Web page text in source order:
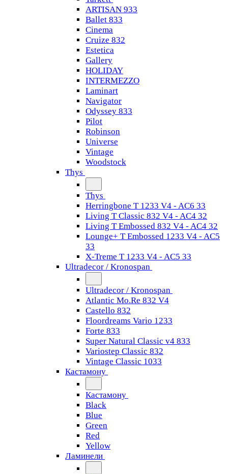
ARTISAN 933
Ballet 833
Cinema
Cruize 832
Estetica
Gallery
HOLIDAY
INTERMEZZO
Laminart
Navigator
Odyssey 833
Pilot
Robinson
Universe
Vintage
Woodstock
Thys
Thys
Herringbone T 1233 V4 - AC6 33
Living T Classic 832 V4 - AC4 32
Living T Embossed 832 V4 - AC4 32
Lounge+ T Embossed 1233 V4 - AC5
33
X-Treme T 1233 V4 - AC5 33
Ultradecor / Kronospan
Ultradecor / Kronospan
Atlantic Mo.Re 832 V4
Castello 832
Floordreams Vario 1233
Forte 833
Super Natural Classic v4 833
Variostep Classic 832
Vintage Classic 1033
Кастамону
Кастамону
Black
Blue
Green
Red
Yellow
Ламинели